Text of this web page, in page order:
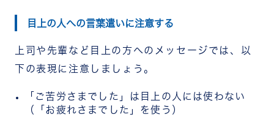
目上の人への言葉遣いに注意する
上司や先輩など目上の方へのメッセージでは、以
下の表現に注意しましょう。
「ご苦労さまでした」は目上の人には使わない
（「お疲れさまでした」を使う）